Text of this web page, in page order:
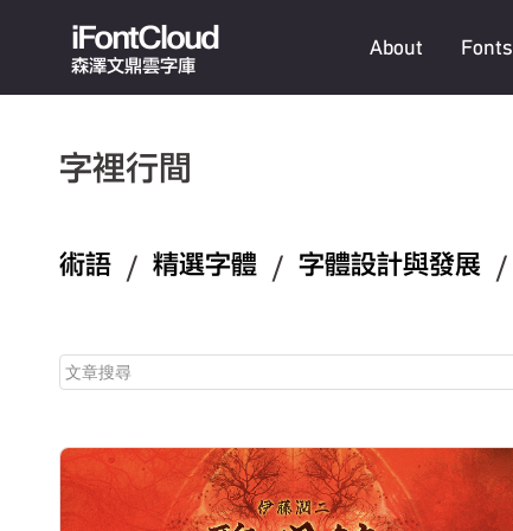
iFontCloud
森澤文鼎雲字庫
About Fonts
字裡行間
術語 / 精選字體 / 字體設計與發展 /